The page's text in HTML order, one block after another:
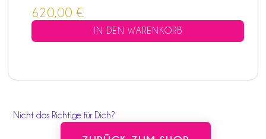
Nicht das Richtige für Dich?
620,00 €
IN DEN WARENKORB